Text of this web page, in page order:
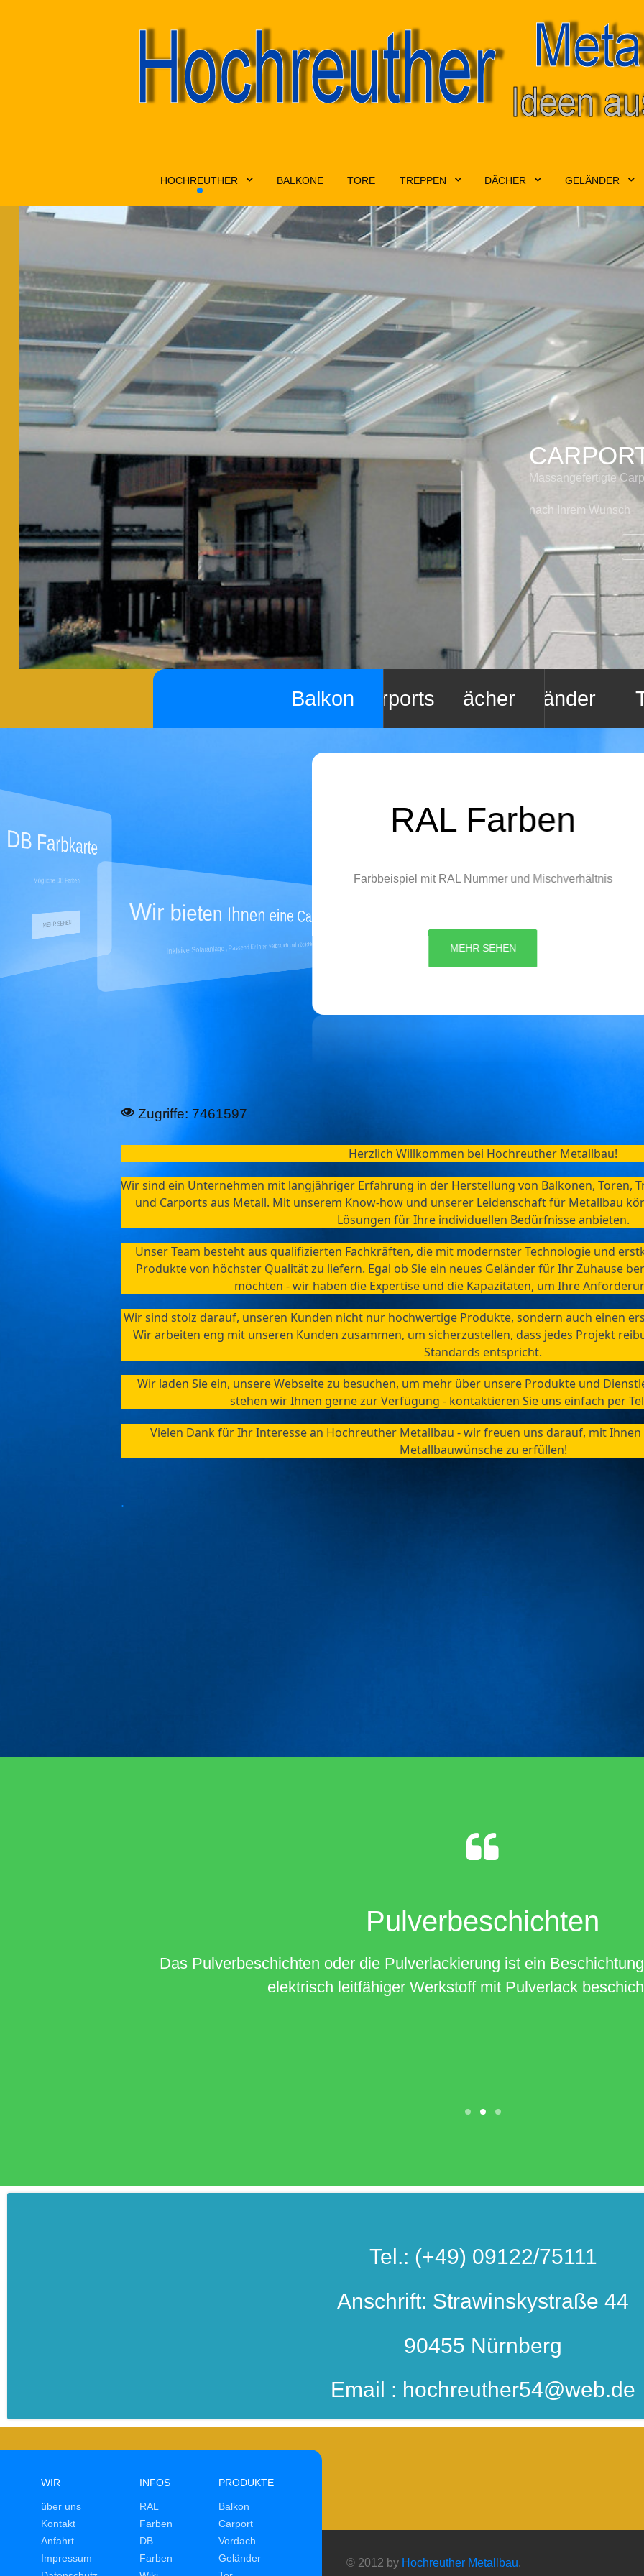
HOCHREUTHER BALKONE TORE TREPPEN DÄCHER GELÄNDER
DÄCHER
Sie benötigen ein
oder möchten ein Teil
DächerGeländer
DB Farbkarte
Mögliche DB Farben
MEHR SEHEN Wir bieten Ihnen eine Carport
inklsive Solaranlage , Passend für Ihren verbrauch und möglichkeit.
RAL Farben
Farbbeispiel mit RAL Nummer und Mischverhältnis
MEHR SEHEN
Zugriffe: 7461597
Herzlich Willkommen bei Hochreuther Metallbau!
Wir sind ein Unternehmen mit langjähriger Erfahrung in der Herstellung von Balkonen, Toren,
und Carports aus Metall. Mit unserem Know-how und unserer Leidenschaft für Metallbau
Lösungen für Ihre individuellen Bedürfnisse anbieten.
Unser Team besteht aus qualifizierten Fachkräften, die mit modernster Technologie und
Produkte von höchster Qualität zu liefern. Egal ob Sie ein neues Geländer für Ihr Zuhause
möchten - wir haben die Expertise und die Kapazitäten, um Ihre
Wir sind stolz darauf, unseren Kunden nicht nur hochwertige Produkte, sondern auch einen
Wir arbeiten eng mit unseren Kunden zusammen, um sicherzustellen, dass jedes Projekt
Standards entspricht.
Wir laden Sie ein, unsere Webseite zu besuchen, um mehr über unsere Produkte und
stehen wir Ihnen gerne zur Verfügung - kontaktieren Sie uns einfach per
Vielen Dank für Ihr Interesse an Hochreuther Metallbau - wir freuen uns darauf, mit
Metallbauwünsche zu erfüllen!
.
Falzen
Als Umschlag bezeichnet man die Doppelung des Randes eines
der sonst scharfen Kante verringert, z. B. bei Spinden oder
Tel.: (+49) 09122/75111
Anschrift: Strawinskystraße 44
90455 Nürnberg
Email : hochreuther54@web.de
WIR
über uns
Kontakt
Anfahrt
Impressum
INFOS
RAL
Farben
DB
Farben
PRODUKTE
Balkon
Carport
Vordach
Geländer
© 2012 by Hochreuther Metallbau.